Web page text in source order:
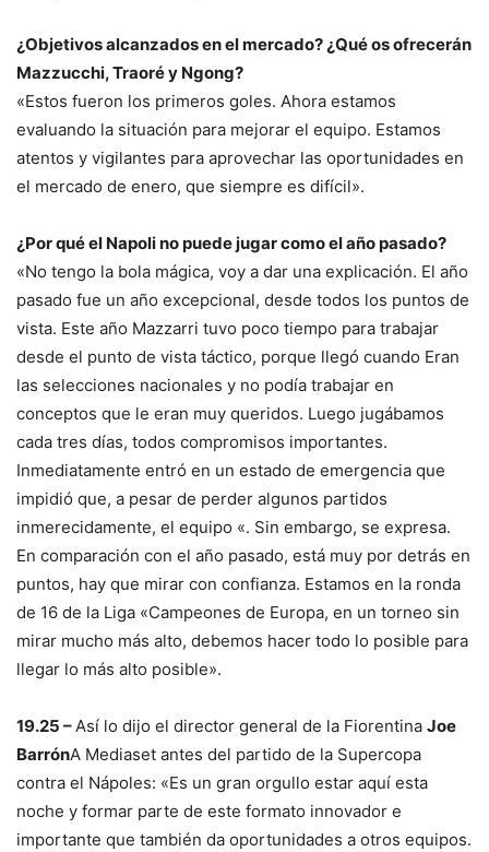
¿Objetivos alcanzados en el mercado? ¿Qué os ofrecerán
Mazzucchi, Traoré y Ngong?
«Estos fueron los primeros goles. Ahora estamos
evaluando la situación para mejorar el equipo. Estamos
atentos y vigilantes para aprovechar las oportunidades en
el mercado de enero, que siempre es difícil».
¿Por qué el Napoli no puede jugar como el año pasado?
«No tengo la bola mágica, voy a dar una explicación. El año
pasado fue un año excepcional, desde todos los puntos de
vista. Este año Mazzarri tuvo poco tiempo para trabajar
desde el punto de vista táctico, porque llegó cuando Eran
las selecciones nacionales y no podía trabajar en
conceptos que le eran muy queridos. Luego jugábamos
cada tres días, todos compromisos importantes.
Inmediatamente entró en un estado de emergencia que
impidió que, a pesar de perder algunos partidos
inmerecidamente, el equipo «. Sin embargo, se expresa.
En comparación con el año pasado, está muy por detrás en
puntos, hay que mirar con confianza. Estamos en la ronda
de 16 de la Liga «Campeones de Europa, en un torneo sin
mirar mucho más alto, debemos hacer todo lo posible para
llegar lo más alto posible».
19.25 – Así lo dijo el director general de la Fiorentina Joe
BarrónA Mediaset antes del partido de la Supercopa
contra el Nápoles: «Es un gran orgullo estar aquí esta
noche y formar parte de este formato innovador e
importante que también da oportunidades a otros equipos.